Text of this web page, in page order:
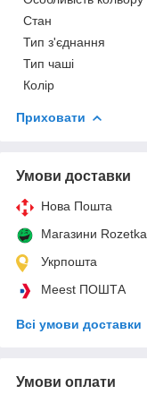
Стан
Тип з'єднання
Тип чаші
Колір
Приховати
Умови доставки
Нова Пошта
Магазини Rozetka
Укрпошта
Meest ПОШТА
Всі умови доставки
Умови оплати